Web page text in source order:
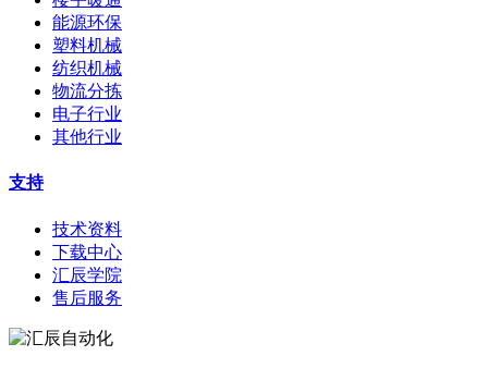
能源环保
塑料机械
纺织机械
物流分拣
电子行业
其他行业
支持
技术资料
下载中心
汇辰学院
售后服务